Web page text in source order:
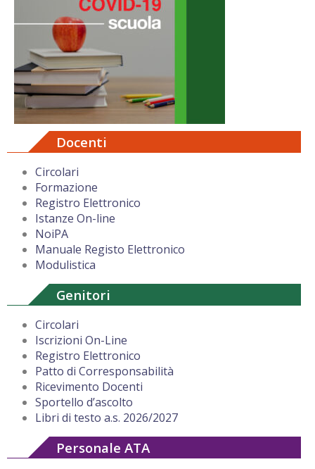
Docenti
Circolari
Formazione
Registro Elettronico
Istanze On-line
NoiPA
Manuale Registo Elettronico
Modulistica
Genitori
Circolari
Iscrizioni On-Line
Registro Elettronico
Patto di Corresponsabilità
Ricevimento Docenti
Sportello d’ascolto
Libri di testo a.s. 2026/2027
Personale ATA